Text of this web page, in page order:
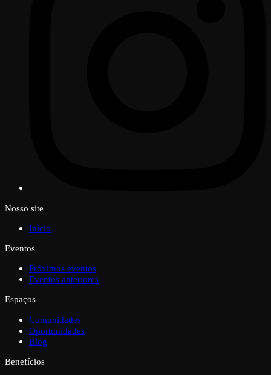
Nosso site
Início
Eventos
Próximos eventos
Eventos anteriores
Espaços
Comunidades
Oportunidades
Blog
Benefícios